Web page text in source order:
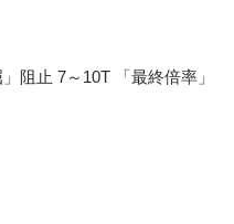
阻止 7～10T 「最終倍率」